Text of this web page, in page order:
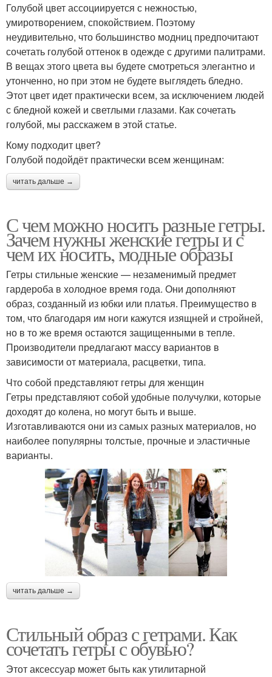
Голубой цвет ассоциируется с нежностью,
умиротворением, спокойствием. Поэтому
неудивительно, что большинство модниц предпочитают
сочетать голубой оттенок в одежде с другими палитрами.
В вещах этого цвета вы будете смотреться элегантно и
утонченно, но при этом не будете выглядеть бледно.
Этот цвет идет практически всем, за исключением людей
с бледной кожей и светлыми глазами. Как сочетать
голубой, мы расскажем в этой статье.
Кому подходит цвет?
Голубой подойдёт практически всем женщинам:
читать дальше →
С чем можно носить разные гетры.
Зачем нужны женские гетры и с
чем их носить, модные образы
Гетры стильные женские — незаменимый предмет
гардероба в холодное время года. Они дополняют
образ, созданный из юбки или платья. Преимущество в
том, что благодаря им ноги кажутся изящней и стройней,
но в то же время остаются защищенными в тепле.
Производители предлагают массу вариантов в
зависимости от материала, расцветки, типа.
Что собой представляют гетры для женщин
Гетры представляют собой удобные получулки, которые
доходят до колена, но могут быть и выше.
Изготавливаются они из самых разных материалов, но
наиболее популярны толстые, прочные и эластичные
варианты.
читать дальше →
Стильный образ с гетрами. Как
сочетать гетры с обувью?
Этот аксессуар может быть как утилитарной